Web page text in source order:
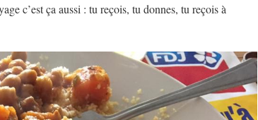
c’est ça aussi : tu reçois, tu donnes, tu reçois à